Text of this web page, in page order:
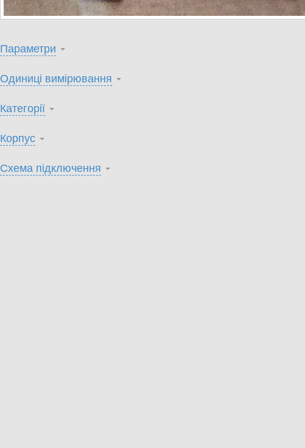
Параметри
Одиниці вимірювання
Категорії
Корпус
Схема підключення